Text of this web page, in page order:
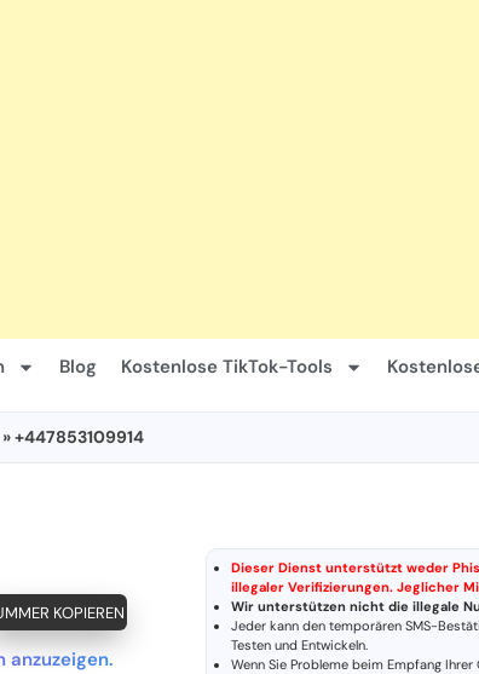
Blog Kostenlose TikTok-Tools
» +447853109914
KOPIEREN
anzuzeigen.
Dieser Dienst unterstützt weder
illegaler Verifizierungen. Jeglicher
Wir unterstützen nicht die illegale
Jeder kann den temporären SMS-
Testen und Entwickeln.
Wenn Sie Probleme beim Empfang